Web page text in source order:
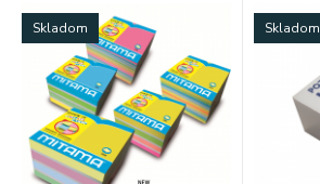
Skladom Skladom